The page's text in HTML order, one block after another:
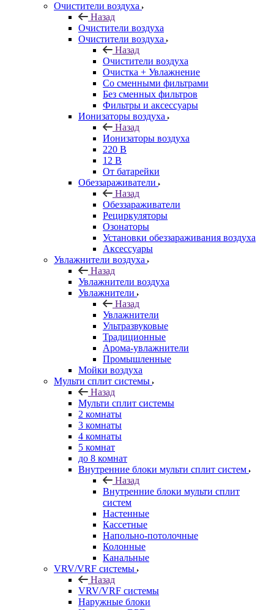
Очистители воздуха
Назад
Очистители воздуха
Очистители воздуха
Назад
Очистители воздуха
Очистка + Увлажнение
Cо сменными фильтрами
Без сменных фильтров
Фильтры и аксессуары
Ионизаторы воздуха
Назад
Ионизаторы воздуха
220 В
12 В
От батарейки
Обеззараживатели
Назад
Обеззараживатели
Рециркуляторы
Озонаторы
Установки обеззараживания воздуха
Аксессуары
Увлажнители воздуха
Назад
Увлажнители воздуха
Увлажнители
Назад
Увлажнители
Ультразвуковые
Традиционные
Арома-увлажнители
Промышленные
Мойки воздуха
Мульти сплит системы
Назад
Мульти сплит системы
2 комнаты
3 комнаты
4 комнаты
5 комнат
до 8 комнат
Внутренние блоки мульти сплит систем
Назад
Внутренние блоки мульти сплит
систем
Настенные
Кассетные
Напольно-потолочные
Колонные
Канальные
VRV/VRF системы
Назад
VRV/VRF системы
Наружные блоки